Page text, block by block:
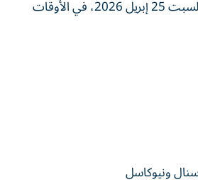
الإنجليزي، مساء اليوم السبت 25 إبريل 2026، في الأوقات
ونيوكاسل